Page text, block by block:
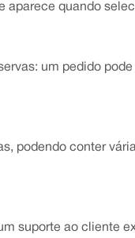
aparece quando
um pedido
podendo conter
suporte ao cliente